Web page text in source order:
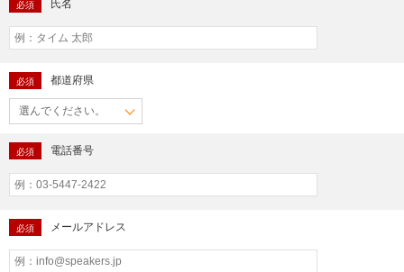
必須 氏名
必須 都道府県
必須 電話番号
必須 メールアドレス